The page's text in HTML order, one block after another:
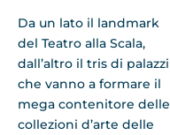
Da un lato il landmark
del Teatro alla Scala,
dall’altro il tris di palazzi
che vanno a formare il
mega contenitore delle
collezioni d’arte delle